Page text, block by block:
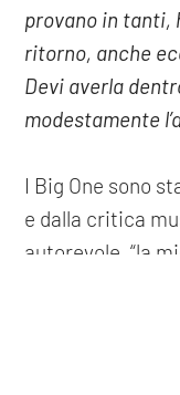
provano in tanti,
ritorno, anche
Devi averla
modestamente
I Big One sono
e dalla critica
autorevole, “la